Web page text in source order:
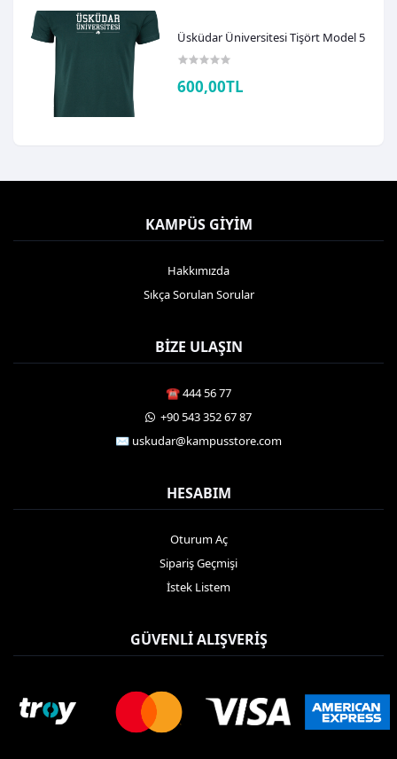
Üsküdar Üniversitesi Tişört Model 5
600,00TL
KAMPÜS GIYIM
Hakkımızda
Sıkça Sorulan Sorular
BIZE ULAŞIN
☎️ 444 56 77
️ +90 543 352 67 87
✉️ uskudar@kampusstore.com
HESABIM
Oturum Aç
Sipariş Geçmişi
İstek Listem
GÜVENLI ALIŞVERIŞ